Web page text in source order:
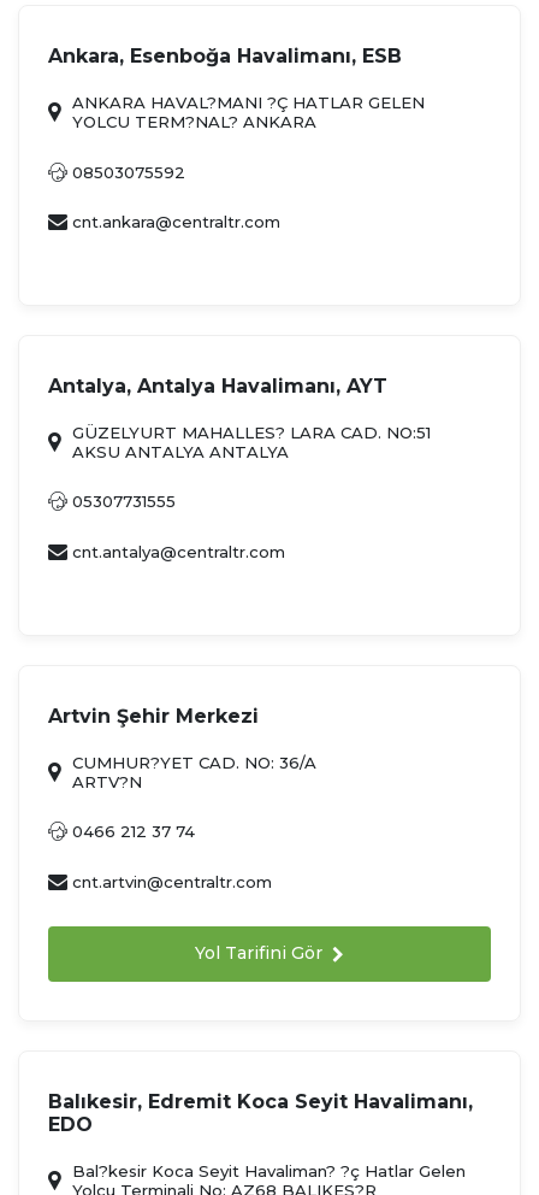
Ankara, Esenboğa Havalimanı, ESB
ANKARA HAVAL?MANI ?Ç HATLAR GELEN
YOLCU TERM?NAL? ANKARA
08503075592
cnt.ankara@centraltr.com
Antalya, Antalya Havalimanı, AYT
GÜZELYURT MAHALLES? LARA CAD. NO:51
AKSU ANTALYA ANTALYA
05307731555
cnt.antalya@centraltr.com
Artvin Şehir Merkezi
CUMHUR?YET CAD. NO: 36/A
ARTV?N
0466 212 37 74
cnt.artvin@centraltr.com
Yol Tarifini Gör
Balıkesir, Edremit Koca Seyit Havalimanı,
EDO
Bal?kesir Koca Seyit Havaliman? ?ç Hatlar Gelen
Yolcu Terminali No: AZ68 BALIKES?R